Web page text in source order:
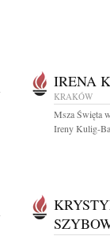
IRENA
KRAKÓW
Msza Święta
Ireny Kulig-